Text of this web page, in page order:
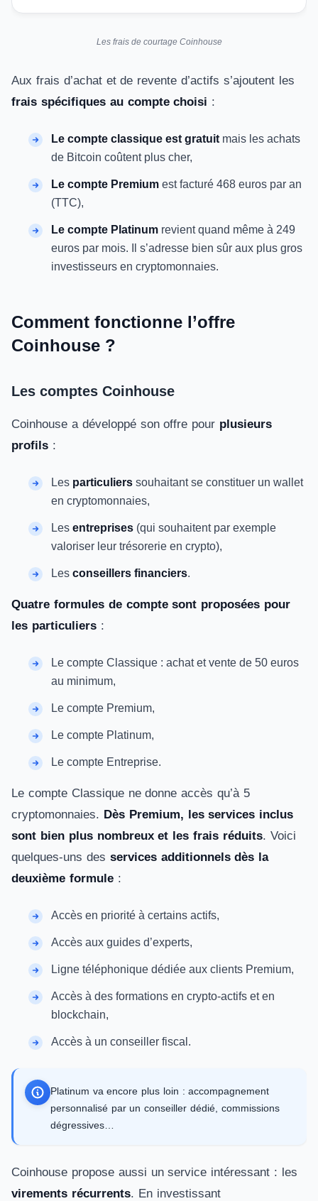
Les frais de courtage Coinhouse
Aux frais d’achat et de revente d’actifs s’ajoutent les
frais spécifiques au compte choisi :
Le compte classique est gratuit mais les achats
de Bitcoin coûtent plus cher,
Le compte Premium est facturé 468 euros par an
(TTC),
Le compte Platinum revient quand même à 249
euros par mois. Il s’adresse bien sûr aux plus gros
investisseurs en cryptomonnaies.
Comment fonctionne l’offre
Coinhouse ?
Les comptes Coinhouse
Coinhouse a développé son offre pour plusieurs
profils :
Les particuliers souhaitant se constituer un wallet
en cryptomonnaies,
Les entreprises (qui souhaitent par exemple
valoriser leur trésorerie en crypto),
Les conseillers financiers.
Quatre formules de compte sont proposées pour
les particuliers:
Le compte Classique : achat et vente de 50 euros
au minimum,
Le compte Premium,
Le compte Platinum,
Le compte Entreprise.
Le compte Classique ne donne accès qu’à 5
cryptomonnaies. Dès Premium, les services inclus
sont bien plus nombreux et les frais réduits. Voici
quelques-uns des services additionnels dès la
deuxième formule:
Accès en priorité à certains actifs,
Accès aux guides d’experts,
Ligne téléphonique dédiée aux clients Premium,
Accès à des formations en crypto-actifs et en
blockchain,
Accès à un conseiller fiscal.
Platinum va encore plus loin : accompagnement
personnalisé par un conseiller dédié, commissions
dégressives…
Coinhouse propose aussi un service intéressant : les
virements récurrents. En investissant